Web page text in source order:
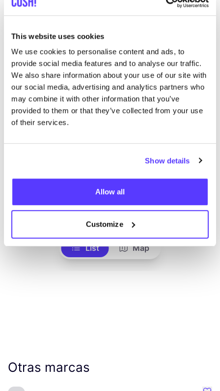
This website uses cookies
We use cookies to personalise content and ads, to
provide social media features and to analyse our traffic.
We also share information about your use of our site with
our social media, advertising and analytics partners who
may combine it with other information that you’ve
provided to them or that they’ve collected from your use
of their services.
Show details
Allow all
Customize
Jolink
Muestra todas las 1 tiendas
Wear For Life Campagne
Añade a la ruta Visita sitio web
List Map
Otras marcas